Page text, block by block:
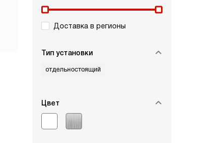
Доставка в регионы
Тип установки
отдельностоящий
Цвет